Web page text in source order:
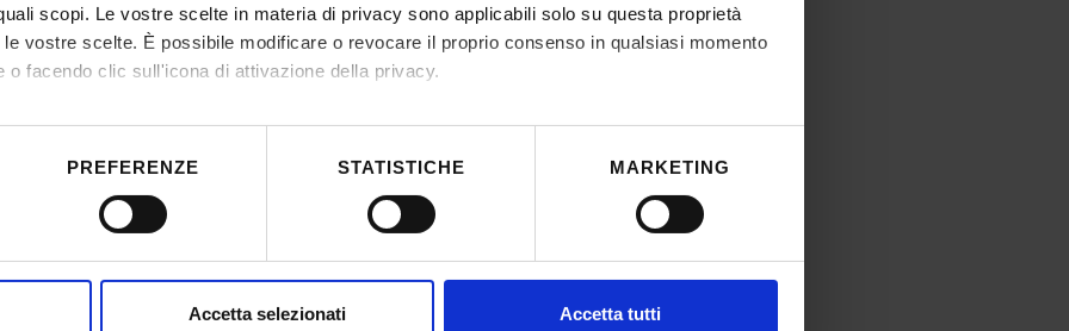
scopi. Le vostre scelte in materia di privacy sono applicabili solo su questa proprietà
vostre scelte. È possibile modificare o revocare il proprio consenso in qualsiasi momento
o facendo clic sull'icona di attivazione della privacy.
anche:
tua posizione geografica, con un'approssimazione di qualche metro,
elaborati i tuoi dati personali e imposta le tue preferenze nella
sezione dettagli . Puoi
contenuti ed annunci, per fornire funzionalità dei social media e per analizzare il
PREFERENZE STATISTICHE MARKETING
Accetta selezionati Accetta tutti